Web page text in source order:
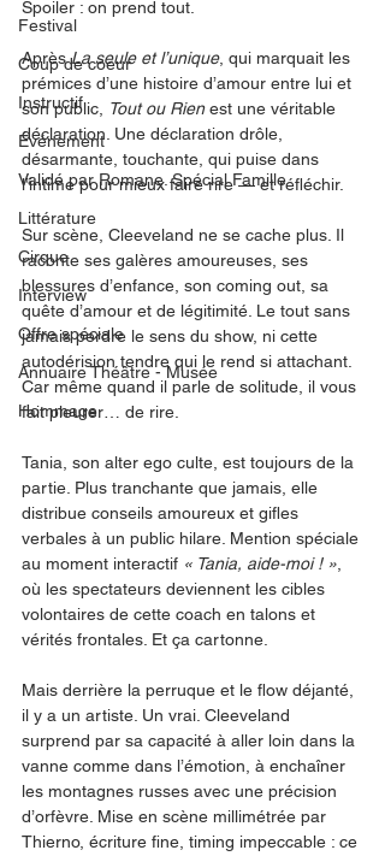
Festival
Coup de coeur
Instructif
Événement
Validé par Romane. Spécial Famille
Littérature
Cirque
Interview
Offre spéciale
Annuaire Théâtre - Musée
Hommage
Spoiler : on prend tout.
Après La seule et l’unique, qui marquait les
prémices d’une histoire d’amour entre lui et
son public,
Tout ou Rien est une véritable
déclaration. Une déclaration drôle,
désarmante, touchante, qui puise dans
l’intime pour mieux faire rire — et réfléchir.
Sur scène, Cleeveland ne se cache plus. Il
raconte ses galères amoureuses, ses
blessures d’enfance, son coming out, sa
quête d’amour et de légitimité. Le tout sans
jamais perdre le sens du show, ni cette
autodérision tendre qui le rend si attachant.
Car même quand il parle de solitude, il vous
fait pleurer… de rire.
Tania, son alter ego culte, est toujours de la
partie. Plus tranchante que jamais, elle
distribue conseils amoureux et gifles
verbales à un public hilare. Mention spéciale
au moment interactif « Tania, aide-moi ! »
où les spectateurs deviennent les cibles
volontaires de cette coach en talons et
vérités frontales. Et ça cartonne.
Mais derrière la perruque et le flow déjanté,
il y a un artiste. Un vrai. Cleeveland
surprend par sa capacité à aller loin dans la
vanne comme dans l’émotion, à enchaîner
les montagnes russes avec une précision
d’orfèvre. Mise en scène millimétrée par
Thierno, écriture fine, timing impeccable : ce